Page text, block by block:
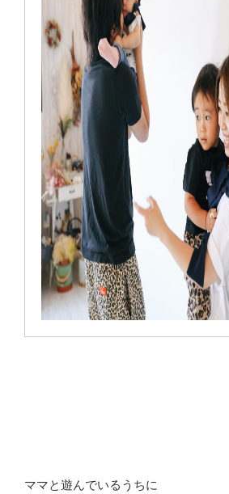
ママと遊んでいるうちに